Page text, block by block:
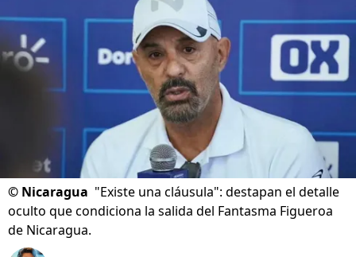
© Nicaragua "Existe una cláusula": destapan el detalle
oculto que condiciona la salida del Fantasma Figueroa
de Nicaragua.